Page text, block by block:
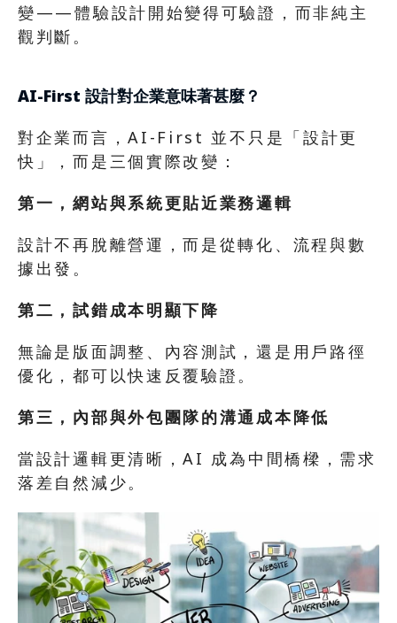
變——體驗設計開始變得可驗證，而非純主
觀判斷。
AI-First 設計對企業意味著甚麼？
對企業而言，AI-First 並不只是「設計更
快」，而是三個實際改變：
第一，網站與系統更貼近業務邏輯
設計不再脫離營運，而是從轉化、流程與數
據出發。
第二，試錯成本明顯下降
無論是版面調整、內容測試，還是用戶路徑
優化，都可以快速反覆驗證。
第三，內部與外包團隊的溝通成本降低
當設計邏輯更清晰，AI 成為中間橋樑，需求
落差自然減少。